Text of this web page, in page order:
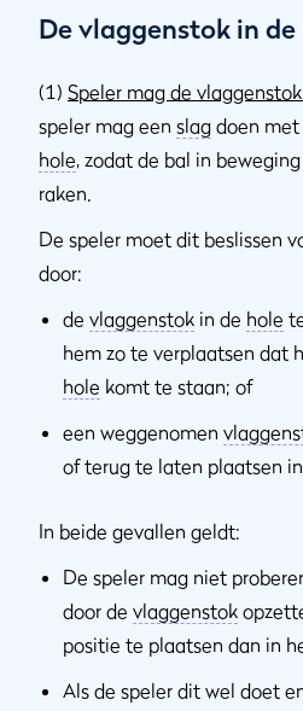
De vlaggenstok in
(1) Speler mag de
speler mag een slag doen met
hole, zodat de bal in
raken.
De speler moet dit beslissen
door:
de vlaggenstok in de hole
hem zo te verplaatsen dat
hole komt te staan; of
een weggenomen
of terug te laten plaatsen
In beide gevallen geldt:
De speler mag niet
door de vlaggenstok
positie te plaatsen dan in
Als de speler dit wel doet